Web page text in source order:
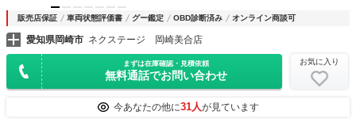
販売店保証 車両状態評価書 グー鑑定 OBD診断済み オンライン商談可
愛知県岡崎市 ネクステージ 岡崎美合店
まずは在庫確認・見積依頼
無料通話でお問い合わせ
お気に入り
今あなたの他に31人が見ています